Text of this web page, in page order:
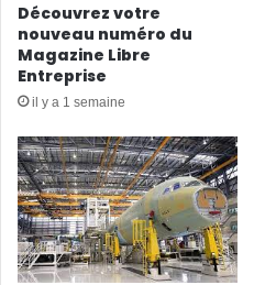
Découvrez votre
nouveau numéro du
Magazine Libre
Entreprise
il y a 1 semaine